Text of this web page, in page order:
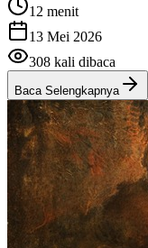
12 menit
13 Mei 2026
308 kali dibaca
Baca Selengkapnya